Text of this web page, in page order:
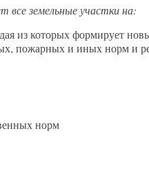
все земельные участки на:
из которых формирует
пожарных и иных норм и
норм